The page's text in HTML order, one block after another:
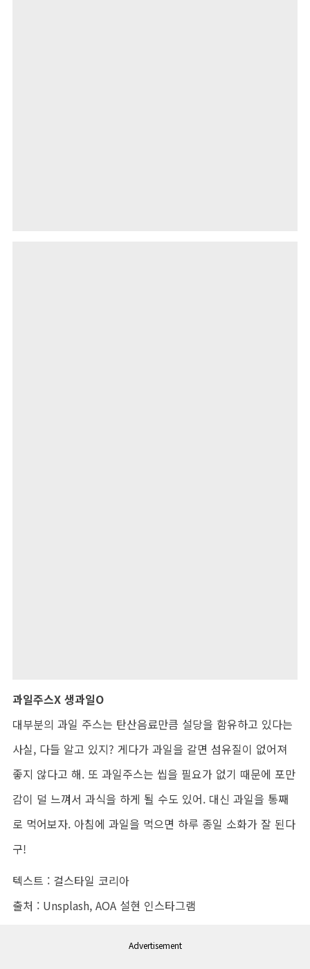
과일주스X 생과일O
대부분의 과일 주스는 탄산음료만큼 설당을 함유하고 있다는
사실, 다들 알고 있지? 게다가 과일을 갈면 섬유질이 없어져
좋지 않다고 해. 또 과일주스는 씹을 필요가 없기 때문에 포만
감이 덜 느껴서 과식을 하게 될 수도 있어. 대신 과일을 통째
로 먹어보자. 아침에 과일을 먹으면 하루 종일 소화가 잘 된다
구!
텍스트 : 걸스타일 코리아
출처 : Unsplash, AOA 설현 인스타그램
Advertisement